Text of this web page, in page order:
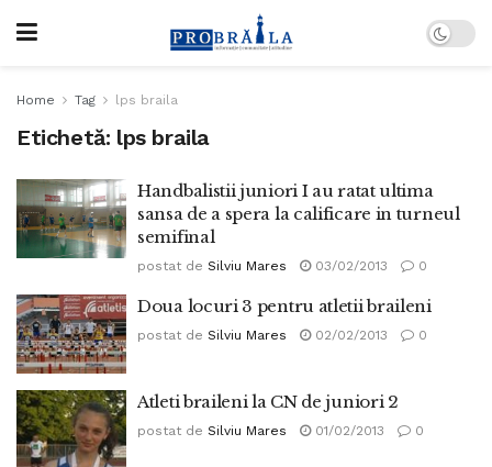
Home Tag lps braila
Etichetă: lps braila
Handbalistii juniori I au ratat ultima
sansa de a spera la calificare in turneul
semifinal
postat de Silviu Mares 03/02/2013 0
Doua locuri 3 pentru atletii braileni
postat de Silviu Mares 02/02/2013 0
Atleti braileni la CN de juniori 2
postat de Silviu Mares 01/02/2013 0